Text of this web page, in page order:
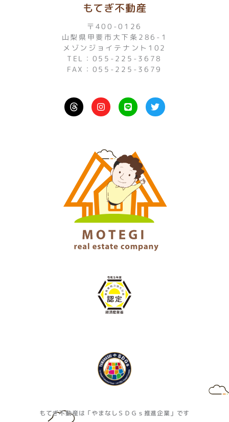
もてぎ不動産
〒400-0126
山梨県甲斐市大下条286-1
メゾンジョイテナント102
TEL：055-225-3678
FAX：055-225-3679
I
n
s
r
a
m
L
i
n
T
w
i
もてぎ不動産は「やまなしＳＤＧｓ推進企業」です